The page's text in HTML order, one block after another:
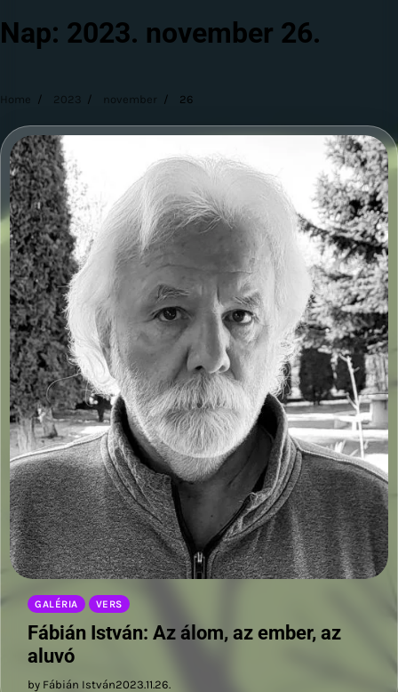
Nap: 2023. november 26.
Home 2023 november 26
GALÉRIA VERS
Fábián István: Az álom, az ember, az
aluvó
by Fábián István2023.11.26.